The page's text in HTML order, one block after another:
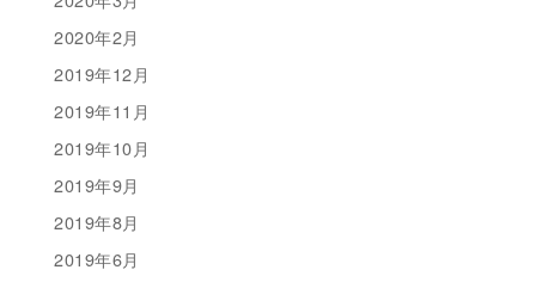
2020年2月
2019年12月
2019年11月
2019年10月
2019年9月
2019年8月
2019年6月